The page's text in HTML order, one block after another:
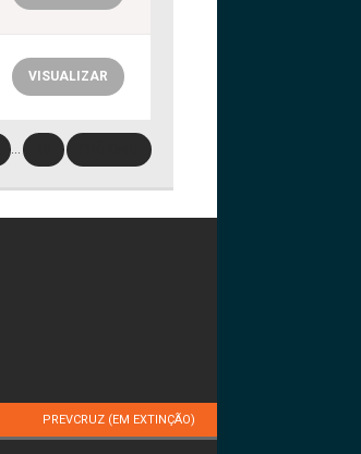
VISUALIZAR
PREVCRUZ (EM EXTINÇÃO)